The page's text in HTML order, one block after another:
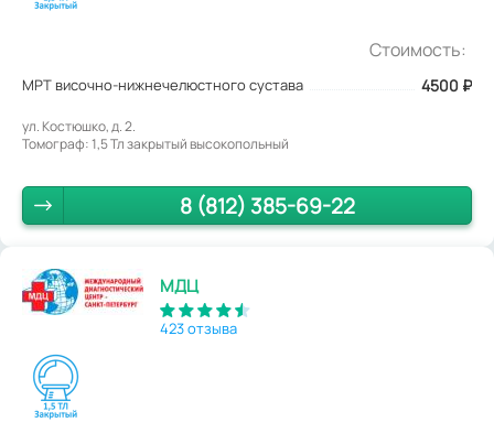
Стоимость:
МРТ височно-нижнечелюстного сустава 4500 ₽
ул. Костюшко, д. 2.
Томограф: 1,5 Тл закрытый высокопольный
8 (812) 385-69-22
МДЦ
423 отзыва